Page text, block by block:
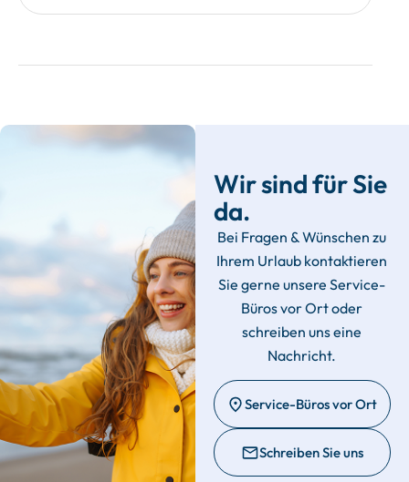
Wir sind für Sie
da.
Bei Fragen & Wünschen zu
Ihrem Urlaub kontaktieren
Sie gerne unsere Service-
Büros vor Ort oder
schreiben uns eine
Nachricht.
Service-Büros vor Ort
Schreiben Sie uns